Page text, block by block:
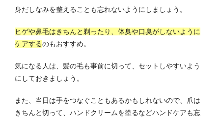
身だしなみを整えることも忘れないようにしましょう。
ヒゲや鼻毛はきちんと剃ったり、体臭や口臭がしないように
ケアするのもおすすめ。
気になる人は、髪の毛も事前に切って、セットしやすいよう
にしておきましょう。
また、当日は手をつなぐこともあるかもしれないので、爪は
きちんと切って、ハンドクリームを塗るなどハンドケアも忘